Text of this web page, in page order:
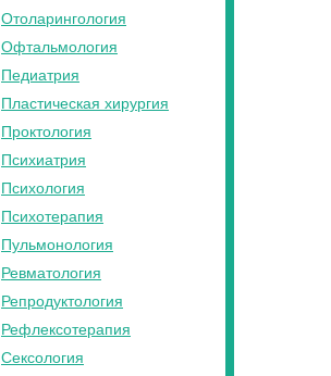
Отоларингология
Офтальмология
Педиатрия
Пластическая хирургия
Проктология
Психиатрия
Психология
Психотерапия
Пульмонология
Ревматология
Репродуктология
Рефлексотерапия
Сексология